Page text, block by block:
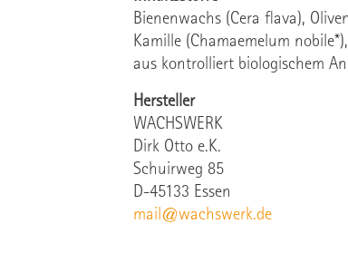
Bienenwachs (Cera flava),
Kamille (Chamaemelum
aus kontrolliert biologischem
Hersteller
WACHSWERK
Dirk Otto e.K.
Schuirweg 85
D-45133 Essen
mail@wachswerk.de